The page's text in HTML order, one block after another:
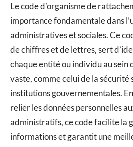
Le code d’organisme de
importance fondamentale dans
administratives et sociales. Ce
de chiffres et de lettres, sert
chaque entité ou individu au sein
vaste, comme celui de la sécurité
institutions gouvernementales.
relier les données personnelles
administratifs, ce code facilite la
informations et garantit une